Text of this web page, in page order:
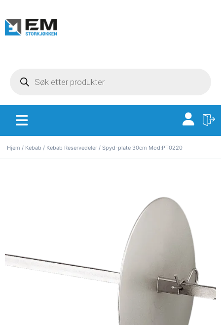
Hjem / Kebab / Kebab Reservedeler / Spyd-plate 30cm Mod:PT0220